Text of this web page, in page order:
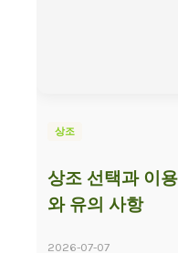
상조
상조 선택과 이
와 유의 사항
2026-07-07